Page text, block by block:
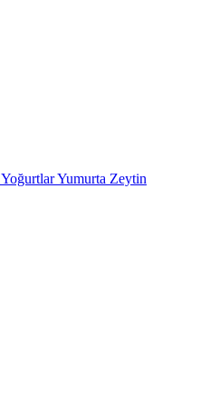
YoğurtlarYumurta Zeytin